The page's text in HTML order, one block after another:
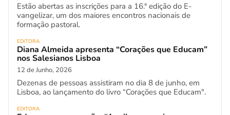
Estão abertas as inscrições para a 16.ª edição do E-
vangelizar, um dos maiores encontros nacionais de
formação pastoral.
EDITORA
Diana Almeida apresenta “Corações que Educam”
nos Salesianos Lisboa
12 de Junho, 2026
Dezenas de pessoas assistiram no dia 8 de junho, em
Lisboa, ao lançamento do livro “Corações que Educam".
EDITORA